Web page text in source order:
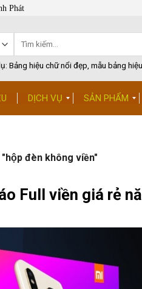
Phát
kiếm:
Bảng hiệu chữ nổi đẹp, mẫu bảng
DỊCH VỤ SẢN PHẨM
đèn không viền"
Full viền giá rẻ